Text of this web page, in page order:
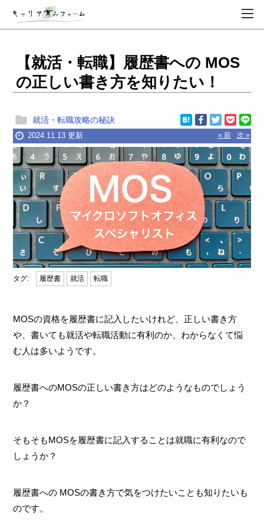
【就活・転職】履歴書への MOS
の正しい書き方を知りたい！
就活・転職攻略の秘訣
2024.11.13 更新 次 »
« 前
履歴書 就活 転職
MOSの資格を履歴書に記入したいけれど、正しい書き方
や、書いても就活や転職活動に有利のか、わからなくて悩
む人は多いようです。
履歴書へのMOSの正しい書き方はどのようなものでしょう
か？
そもそもMOSを履歴書に記入することは就職に有利なので
しょうか？
履歴書への MOSの書き方で気をつけたいことも知りたいも
のです。